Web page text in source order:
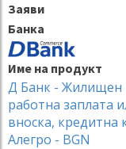
Заяви
Банка
Име на продукт
Д Банк - Жилищен
работна заплата
вноска, кредитна
Алегро - BGN